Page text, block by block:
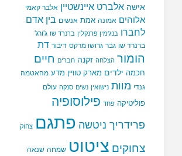
אישה אלברט איינשטיין אלבר קאמי
אלוהים אמונה אמת אנשים בין אדם
לחברו בנג'מין פרנקלין ברנרד שו ג'ורג'
ברנרד שו גבר גרושו מרקס דיבור דת
הומור הצלחה זקנה חברים חיים
חכמה ילדים מארק טוויין מדע מהאטמה
גנדי מוות נישואין נשים סנקה עולם
פוליטיקה פחד פילוסופיה
פרידריך ניטשה פתגם צחוק
צחוקים ציטוט שמחה שנאה